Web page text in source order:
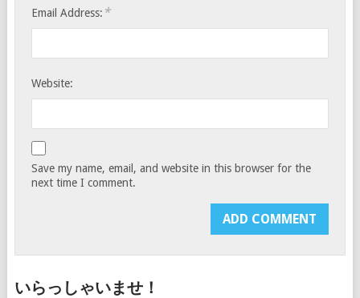
Email Address: *
Website:
Save my name, email, and website in this browser for the
next time I comment.
いらっしゃいませ！